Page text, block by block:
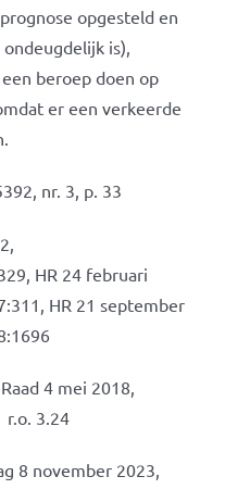
opgesteld en
is),
beroep doen op
er een verkeerde
nr. 3, p. 33
HR 24 februari
HR 21 september
4 mei 2018,
r.o. 3.24
8 november 2023,